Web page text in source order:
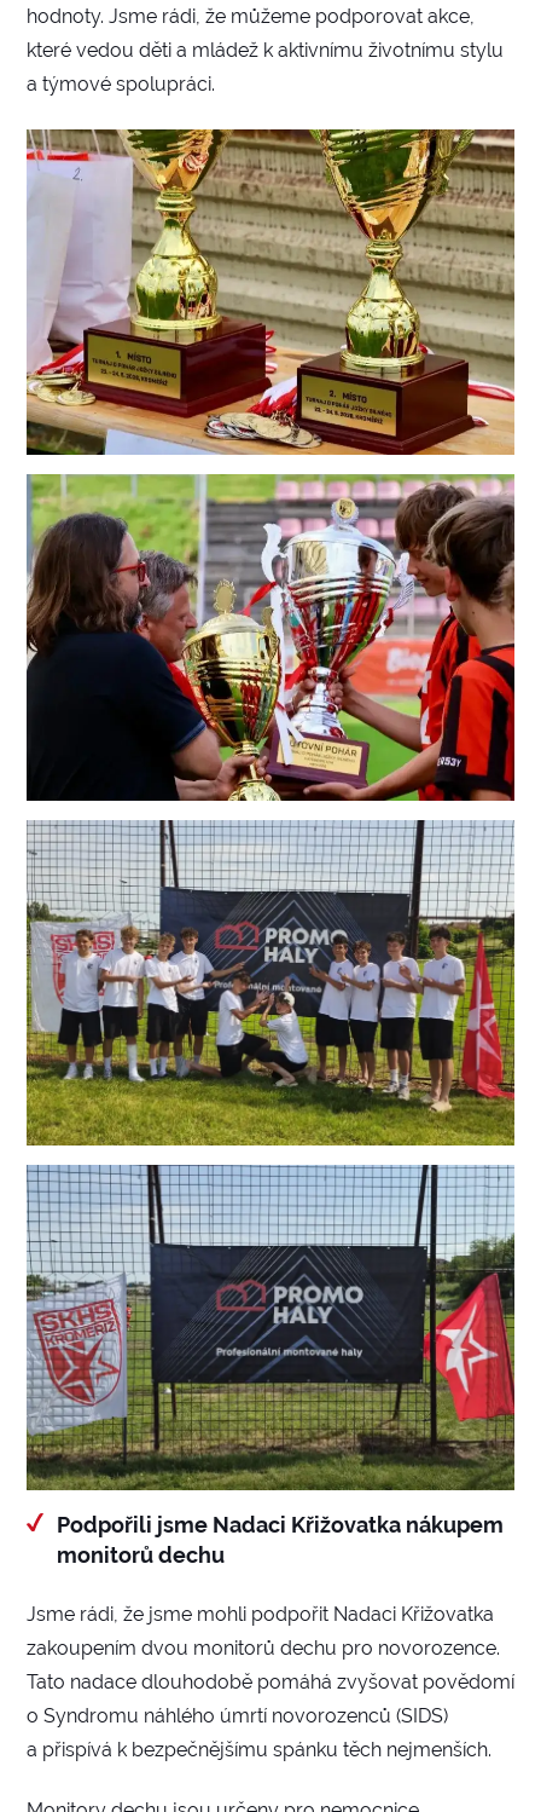
hodnoty. Jsme rádi, že můžeme podporovat akce,
které vedou děti a mládež k aktivnímu životnímu stylu
a týmové spolupráci.
Podpořili jsme Nadaci Křižovatka nákupem
monitorů dechu
Jsme rádi, že jsme mohli podpořit Nadaci Křižovatka
zakoupením dvou monitorů dechu pro novorozence.
Tato nadace dlouhodobě pomáhá zvyšovat povědomí
o Syndromu náhlého úmrtí novorozenců (SIDS)
a přispívá k bezpečnějšímu spánku těch nejmenších.